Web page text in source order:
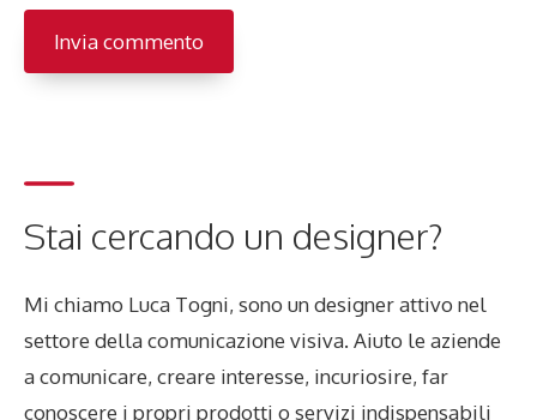
Stai cercando un designer?
Mi chiamo Luca Togni, sono un designer attivo nel
settore della comunicazione visiva. Aiuto le aziende
a comunicare, creare interesse, incuriosire, far
conoscere i propri prodotti o servizi indispensabili